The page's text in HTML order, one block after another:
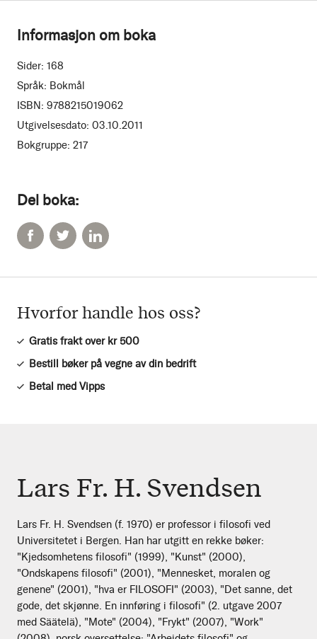
Del boka:
Informasjon om boka
Sider: 168
Språk: Bokmål
ISBN: 9788215019062
Utgivelsesdato: 03.10.2011
Bokgruppe: 217
Hvorfor handle hos oss?
Gratis frakt over kr 500
Bestill bøker på vegne av din bedrift
Betal med Vipps
Lars Fr. H. Svendsen
Lars Fr. H. Svendsen (f. 1970) er professor i filosofi ved
Universitetet i Bergen. Han har utgitt en rekke bøker:
"Kjedsomhetens filosofi" (1999), "Kunst" (2000),
"Ondskapens filosofi" (2001), "Mennesket, moralen og
genene" (2001), "hva er FILOSOFI" (2003), "Det sanne, det
gode, det skjønne. En innføring i filosofi" (2. utgave 2007
med Säätelä), "Mote" (2004), "Frykt" (2007), "Work"